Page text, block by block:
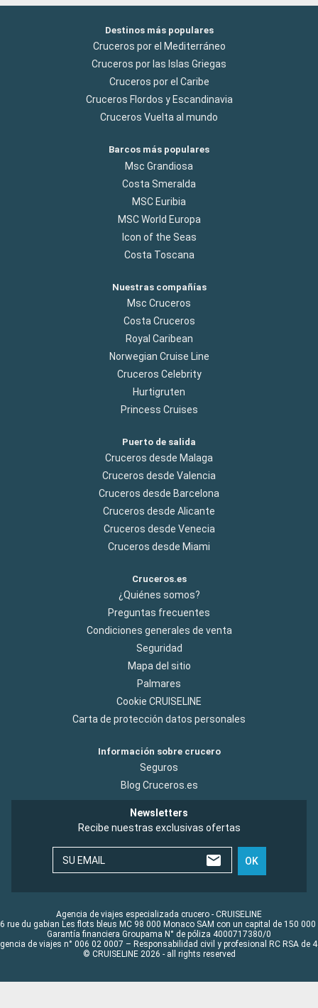
Destinos más populares
Cruceros por el Mediterráneo
Cruceros por las Islas Griegas
Cruceros por el Caribe
Cruceros Flordos y Escandinavia
Cruceros Vuelta al mundo
Barcos más populares
Msc Grandiosa
Costa Smeralda
MSC Euribia
MSC World Europa
Icon of the Seas
Costa Toscana
Nuestras compañías
Msc Cruceros
Costa Cruceros
Royal Caribean
Norwegian Cruise Line
Cruceros Celebrity
Hurtigruten
Princess Cruises
Puerto de salida
Cruceros desde Malaga
Cruceros desde Valencia
Cruceros desde Barcelona
Cruceros desde Alicante
Cruceros desde Venecia
Cruceros desde Miami
Cruceros.es
¿Quiénes somos?
Preguntas frecuentes
Condiciones generales de venta
Seguridad
Mapa del sitio
Palmares
Cookie CRUISELINE
Carta de protección datos personales
Información sobre crucero
Seguros
Blog Cruceros.es
Newsletters
Recibe nuestras exclusivas ofertas
SU EMAIL OK
Agencia de viajes especializada crucero - CRUISELINE
rue du gabian Les flots bleus MC 98 000 Monaco SAM con un capital de 150 000
Garantía financiera Groupama N° de póliza 4000717380/0
de viajes n° 006 02 0007 – Responsabilidad civil y profesional RC RSA de
© CRUISELINE 2026 - all rights reserved